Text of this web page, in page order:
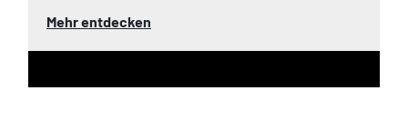
Mehr entdecken